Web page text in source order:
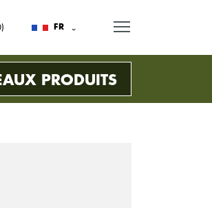
FR
PRODUITS